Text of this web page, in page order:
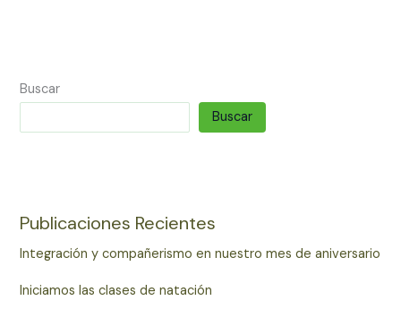
Buscar
Buscar
Publicaciones Recientes
Integración y compañerismo en nuestro mes de aniversario
Iniciamos las clases de natación